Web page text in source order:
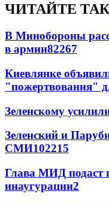
ЧИТАЙТЕ
В Минобороны
в армии82267
Киевлянке
"пожертвования"
Зеленскому
Зеленский и
СМИ102215
Глава МИД подаст
инаугурации2